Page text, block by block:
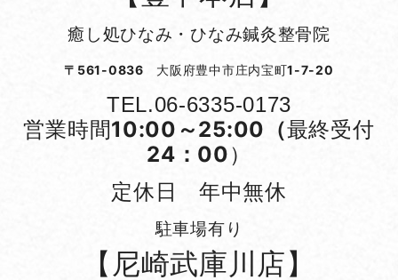
癒し処ひなみ・ひなみ鍼灸整骨院
〒561-0836 大阪府豊中市庄内宝町1-7-20
TEL.06-6335-0173
営業時間10:00～25:00（最終受付
24：00）
定休日 年中無休
駐車場有り
【尼崎武庫川店】